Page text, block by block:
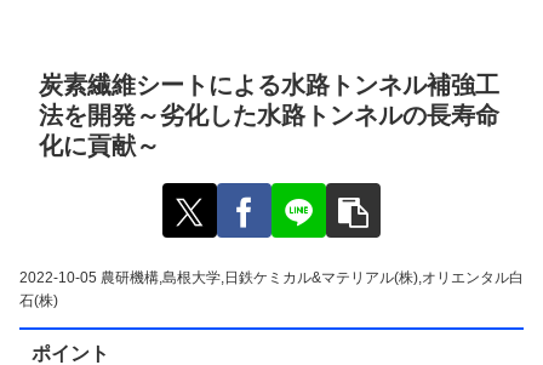
炭素繊維シートによる水路トンネル補強工
法を開発～劣化した水路トンネルの長寿命
化に貢献～
2022-10-05 農研機構,島根大学,日鉄ケミカル&マテリアル(株),オリエンタル白
石(株)
ポイント